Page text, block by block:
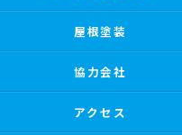
屋根塗装
協力会社
アクセス